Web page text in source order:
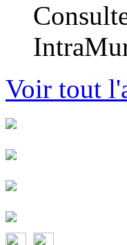
Voir tout